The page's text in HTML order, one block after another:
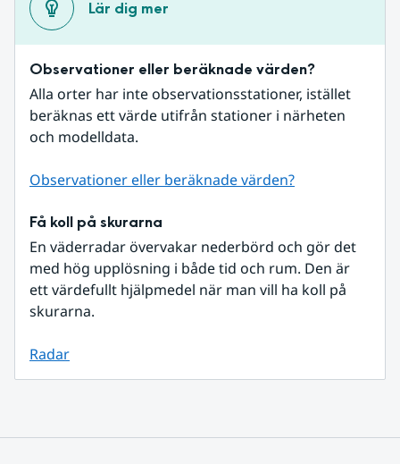
Lär dig mer
Observationer eller beräknade värden?
Alla orter har inte observationsstationer, istället
beräknas ett värde utifrån stationer i närheten
och modelldata.
Observationer eller beräknade värden?
Få koll på skurarna
En väderradar övervakar nederbörd och gör det
med hög upplösning i både tid och rum. Den är
ett värdefullt hjälpmedel när man vill ha koll på
skurarna.
Radar